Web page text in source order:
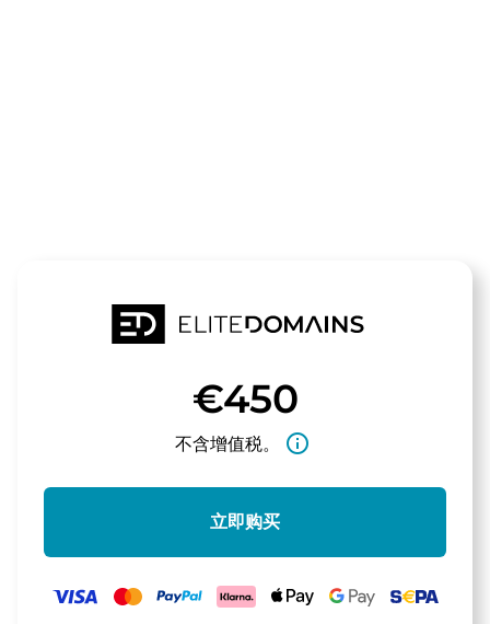
€450
不含增值税。 info_outline
立即购买